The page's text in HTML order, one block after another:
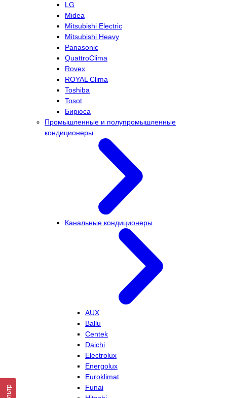
LG
Midea
Mitsubishi Electric
Mitsubishi Heavy
Panasonic
QuattroClima
Rovex
ROYAL Clima
Toshiba
Tosot
Бирюса
Промышленные и полупромышленные
кондиционеры
Канальные кондиционеры
AUX
Ballu
Centek
Daichi
Electrolux
Energolux
Euroklimat
Funai